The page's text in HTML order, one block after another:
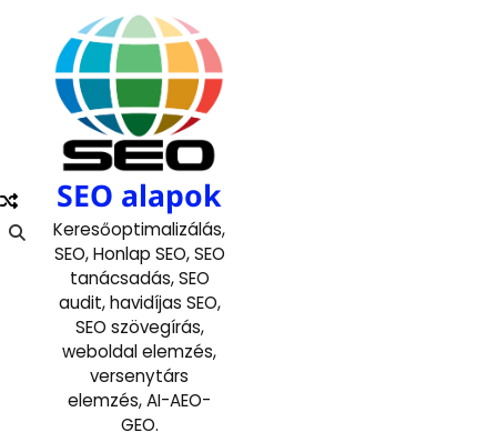
content
SEO alapok
Keresőoptimalizálás,
SEO, Honlap SEO, SEO
tanácsadás, SEO
audit, havidíjas SEO,
SEO szövegírás,
weboldal elemzés,
versenytárs
elemzés, AI-AEO-
GEO.